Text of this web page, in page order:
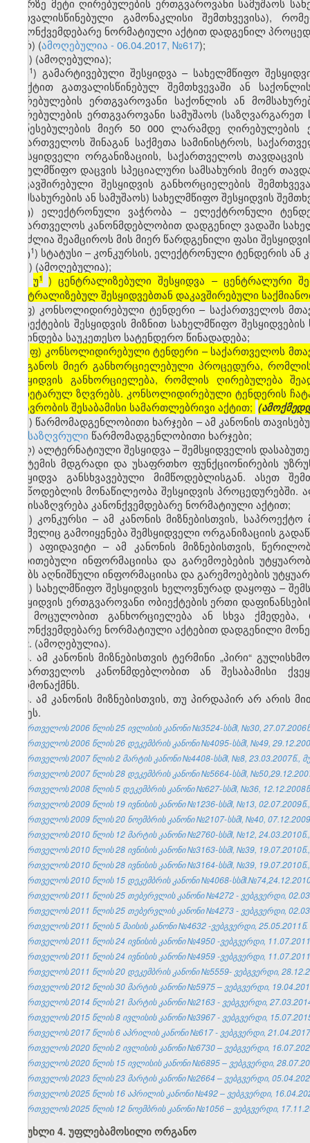
ლარზე მეტი ღირებულების ერთგვაროვანი სამუშაოს
გათვალისწინებული გამონაკლისი შემთხვევისა),
კანონქვემდებარე ნორმატიული აქტით დადგენილ
რ) (ამოღებულია - 06.04.2017, №617);
ს) (ამოღებულია);
​1) გამარტივებული შესყიდვა – სახელმწიფო
პუნქტით გათვალისწინებულ შემთხვევაში ან
ღირებულების ერთგვაროვანი საქონლის ან
ღირებულების ერთგვაროვანი სამუშაოს
დაწესებულების მიერ 50 000 ლარამდე ღირებულების
საქართველოს შინაგან საქმეთა სამინისტროს,
შემსყიდველი ორგანიზაციის, საქართველოს
სახელმწიფო დაცვის სპეციალური სამსახურის მიერ
დაკავშირებული შესყიდვის განხორციელების
მომსახურების ან სამუშაოს) სახელმწიფო შესყიდვის
ტ) ელექტრონული ვაჭრობა – ელექტრონული
საქართველოს კანონმდებლობით დადგენილ ვადაში
შეუძლია შეამციროს მის მიერ წარდგენილი ფასი
ტ​1) სტატუსი – კონკურსის, ელექტრონული ტენდერის
უ) (ამოღებულია);
უ1
) ცენტრალიზებული შესყიდვა – ცენტრალური
ცენტრალიზებულ შესყიდვებთან დაკავშირებული
ფ) კონსოლიდირებული ტენდერი – საქართველოს
ობიექტების შესყიდვის მიზნით სახელმწიფო
ვლინდება საუკეთესო სატენდერო წინადადება;
ფ) კონსოლიდირებული ტენდერი – საქართველოს
ორგანოს მიერ განხორციელებული პროცედურა, რომლის
შესყიდვის განხორციელება, რომლის ღირებულება
მონეტარულ ზღვრებს. კონსოლიდირებული ტენდერის
მთავრობის შესაბამისი სამართლებრივი აქტით;
ქ) წარმომადგენლობითი ხარჯები – ამ კანონის
განსაზღვრული წარმომადგენლობითი ხარჯები;
ღ) ალტერნატიული შესყიდვა – შემსყიდველის
სისტემის მდგრადი და უსაფრთხო ფუნქციონირების
შესყიდვა განსხვავებული მიმწოდებლისგან. ასეთ
მიმწოდებლის მონაწილეობა შესყიდვის
განისაზღვრება კანონქვემდებარე ნორმატიული აქტით;
ყ) კონკურსი – ამ კანონის მიზნებისთვის,
რომელიც გამოიყენება შემსყიდველი ორგანიზაციის
შ) აფიდავიტი – ამ კანონის მიზნებისთვის,
მითითებული ინფორმაციისა და გარემოებების
აგებს აღნიშნული ინფორმაციისა და გარემოებების
ჩ) სახელმწიფო შესყიდვის ხელოვნურად დაყოფა –
შესყიდვის ერთგვაროვანი ობიექტების ერთი
და მოცულობით განხორციელება ან სხვა
კანონქვემდებარე ნორმატიული აქტებით დადგენილი
2. (ამოღებულია).
3. ამ კანონის მიზნებისთვის ტერმინი „პირი“
საქართველოს კანონმდებლობით ან შესაბამისი
წარმონაქმნს.
4. ამ კანონის მიზნებისთვის, თუ პირდაპირ არ
დღეს.
საქართველოს 2006 წლის 25 ივლისის კანონი №3524-სსმI, №30,
საქართველოს 2006 წლის 26 დეკემბრის კანონი №4095-სსმI, №49,
საქართველოს 2007 წლის 2 მარტის კანონი №4408-სსმI, №8, 23.03.2007წ.,
საქართველოს 2007 წლის 28 დეკემბრის კანონი №5664-სსმI,
საქართველოს 2008 წლის 5 დეკემბრის კანონი №627-სსმI, №36,
საქართველოს 2009 წლის 19 ივნისის კანონი №1236-სსმI, №13,
საქართველოს 2009 წლის 20 ნოემბრის კანონი №2107-სსმI, №40,
საქართველოს 2010 წლის 12 მარტის კანონი №2760-სსმI, №12,
საქართველოს 2010 წლის 28 ივნისის კანონი №3163-სსმI, №39,
საქართველოს 2010 წლის 28 ივნისის კანონი №3164-სსმI, №39,
საქართველოს 2010 წლის 15 დეკემბრის კანონი №4068-
საქართველოს 2011 წლის 25 თებერვლის კანონი №4272 - ვებგვერდი,
საქართველოს 2011 წლის 25 თებერვლის კანონი №4273 - ვებგვერდი,
საქართველოს 2011 წლის 5 მაისის კანონი №4632 -ვებგვერდი, 25.05.2011წ.
საქართველოს 2011 წლის 24 ივნისის კანონი №4950 -ვებგვერდი,
საქართველოს 2011 წლის 24 ივნისის კანონი №4959 -ვებგვერდი,
საქართველოს 2011 წლის 20 დეკემბრის კანონი №5559- ვებგვერდი,
საქართველოს 2012 წლის 30 მარტის კანონი №5975 – ვებგვერდი,
საქართველოს 2014 წლის 21 მარტის კანონი №2163 - ვებგვერდი,
საქართველოს 2015 წლის 8 ივლისის კანონი №3967 - ვებგვერდი,
საქართველოს 2017 წლის 6 აპრილის კანონი №617 - ვებგვერდი,
საქართველოს 2020 წლის 2 ივლისის კანონი №6730 – ვებგვერდი,
საქართველოს 2020 წლის 15 ივლისის კანონი №6895 – ვებგვერდი,
საქართველოს 2023 წლის 23 მარტის კანონი №2664 – ვებგვერდი,
საქართველოს 2025 წლის 16 აპრილის კანონი №492 – ვებგვერდი,
საქართველოს 2025 წლის 12 ნოემბრის კანონი №1056 – ვებგვერდი,
მუხლი 4. უფლებამოსილი ორგანო